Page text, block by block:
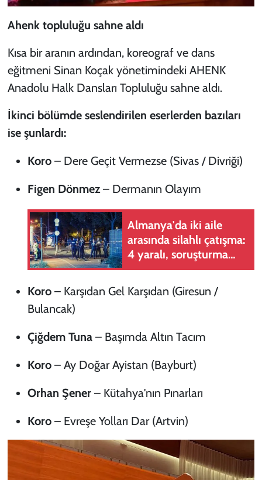
Ahenk topluluğu sahne aldı
Kısa bir aranın ardından, koreograf ve dans
eğitmeni Sinan Koçak yönetimindeki AHENK
Anadolu Halk Dansları Topluluğu sahne aldı.
İkinci bölümde seslendirilen eserlerden bazıları
ise şunlardı:
Koro– Dere Geçit Vermezse(Sivas / Divriği)
Figen Dönmez– Dermanın Olayım
Almanya'da iki aile
arasında silahlı çatışma:
4 yaralı, soruşturma
sürüyor
Koro– Karşıdan Gel Karşıdan (Giresun /
Bulancak)
Çiğdem Tuna– Başımda Altın Tacım
Koro– Ay Doğar Ayistan (Bayburt)
Orhan Şener– Kütahya'nın Pınarları
Koro– Evreşe Yolları Dar(Artvin)